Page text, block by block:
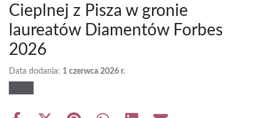
Cieplnej z Pisza w gronie
laureatów Diamentów Forbes
2026
Data dodania: 1 czerwca 2026 r.